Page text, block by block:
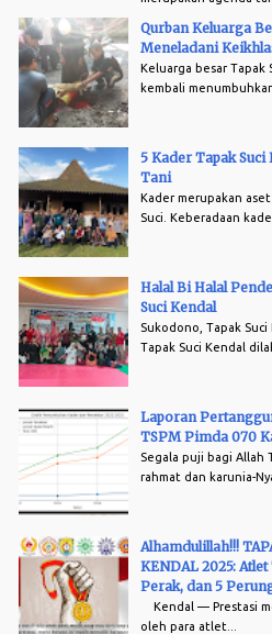
Qurban Keluarga
Meneladani
Keluarga besar Tapak
kembali
5 Kader Tapak
Tani
Kader merupakan
Suci. Keberadaan
Halal Bi Halal
Suci Kendal
Sukodono, Tapak
Tapak Suci Kendal
Laporan
TSPM Pimda 070
Segala puji bagi Allah
rahmat dan karunia-
Alhamdulillah!!!
KENDAL 2025:
Perak, dan 5
Kendal — Prestasi
oleh para atlet...